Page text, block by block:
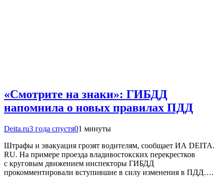
«Смотрите на знаки»: ГИБДД
напомнила о новых правилах ПДД
Deita.ru3 года спустя01 минуты
Штрафы и эвакуация грозят водителям, сообщает ИА DEITA.
RU. На примере проезда владивостокских перекрестков
с круговым движением инспекторы ГИБДД
прокомментировали вступившие в силу изменения в ПДД….